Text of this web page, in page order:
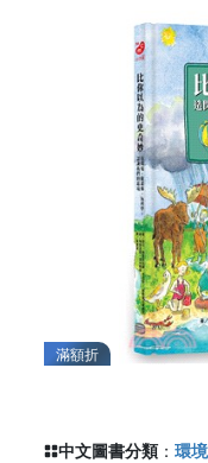
滿額折
中文圖書分類 ： 環